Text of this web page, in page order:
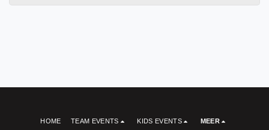
HOME TEAM EVENTS KIDS EVENTS MEER